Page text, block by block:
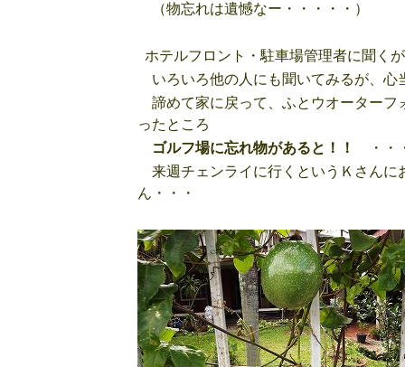
（物忘れは遺憾なー・・・・・）
ホテルフロント・駐車場管理者に聞く
いろいろ他の人にも聞いてみるが、心
諦めて家に戻って、ふとウオーターフ
ったところ
ゴルフ場に忘れ物があると！！
・・
来週チェンライに行くというＫさんに
ん・・・